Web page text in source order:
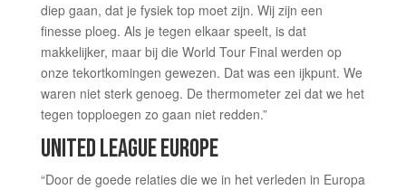
diep gaan, dat je fysiek top moet zijn. Wij zijn een
finesse ploeg. Als je tegen elkaar speelt, is dat
makkelijker, maar bij die World Tour Final werden op
onze tekortkomingen gewezen. Dat was een ijkpunt. We
waren niet sterk genoeg. De thermometer zei dat we het
tegen topploegen zo gaan niet redden.”
UNITED LEAGUE EUROPE
“Door de goede relaties die we in het verleden in Europa